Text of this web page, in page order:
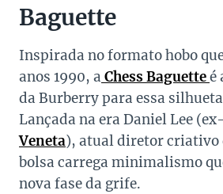
Baguette
Inspirada no formato hobo
anos 1990, a Chess Baguetteé
da Burberry para essa
Lançada na era Daniel Lee (ex-
Veneta), atual diretor criativo
bolsa carrega minimalismo
nova fase da grife.